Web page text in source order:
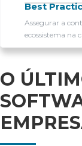
Best
Assegurar a
ecossistema na
O